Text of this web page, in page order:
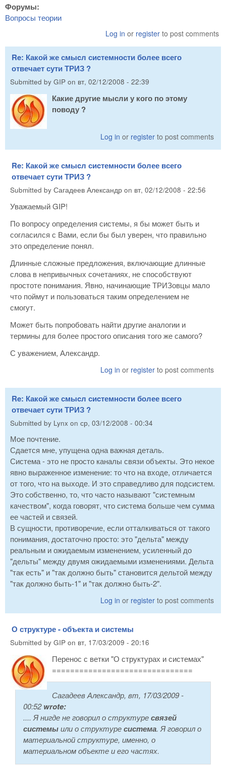
Форумы:
Вопросы теории
Log in or register to post comments
Re: Какой же смыcл сиcтемности более всего
отвечает сути ТРИЗ ?
Submitted by GIP on вт, 02/12/2008 - 22:39
Какие другие мысли у кого по этому
поводу ?
Log in or register to post comments
Re: Какой же смыcл сиcтемности более всего
отвечает сути ТРИЗ ?
Submitted by Сагадеев Александр on вт, 02/12/2008 - 22:56
Уважаемый GIP!
По вопросу определения системы, я бы может быть и
согласился с Вами, если бы был уверен, что правильно
это определение понял.
Длинные сложные предложения, включающие длинные
слова в непривычных сочетаниях, не способствуют
простоте понимания. Явно, начинающие ТРИЗовцы мало
что поймут и пользоваться таким определением не
смогут.
Может быть попробовать найти другие аналогии и
термины для более простого описания того же самого?
С уважением, Александр.
Log in or register to post comments
Re: Какой же смыcл сиcтемности более всего
отвечает сути ТРИЗ ?
Submitted by Lynx on ср, 03/12/2008 - 00:34
Мое почтение.
Сдается мне, упущена одна важная деталь.
Система - это не просто каналы связи объекты. Это некое
явно выраженное изменение: то что на входе, отличается
от того, что на выходе. И это справедливо для подсистем.
Это собственно, то, что часто называют "системным
качеством", когда говорят, что система больше чем сумма
ее частей и связей.
В сущности, противоречие, если отталкиваться от такого
понимания, достаточно просто: это "дельта" между
реальным и ожидаемым изменением, усиленный до
"дельты" между двумя ожидаемыми изменениями. Дельта
"так есть" и "так должно быть" становится дельтой между
"так должно быть-1" и "так должно быть-2".
Log in or register to post comments
О структуре - объекта и системы
Submitted by GIP on вт, 17/03/2009 - 20:16
Перенос с ветки "О структурах и системах"
===============================
Сагадеев Александр, вт, 17/03/2009 -
00:52wrote:
.... Я нигде не говорил о структуресвязей
системыили о структуресистема. Я говорил о
материальной структуре, именно, о
материальном объекте и его частях.